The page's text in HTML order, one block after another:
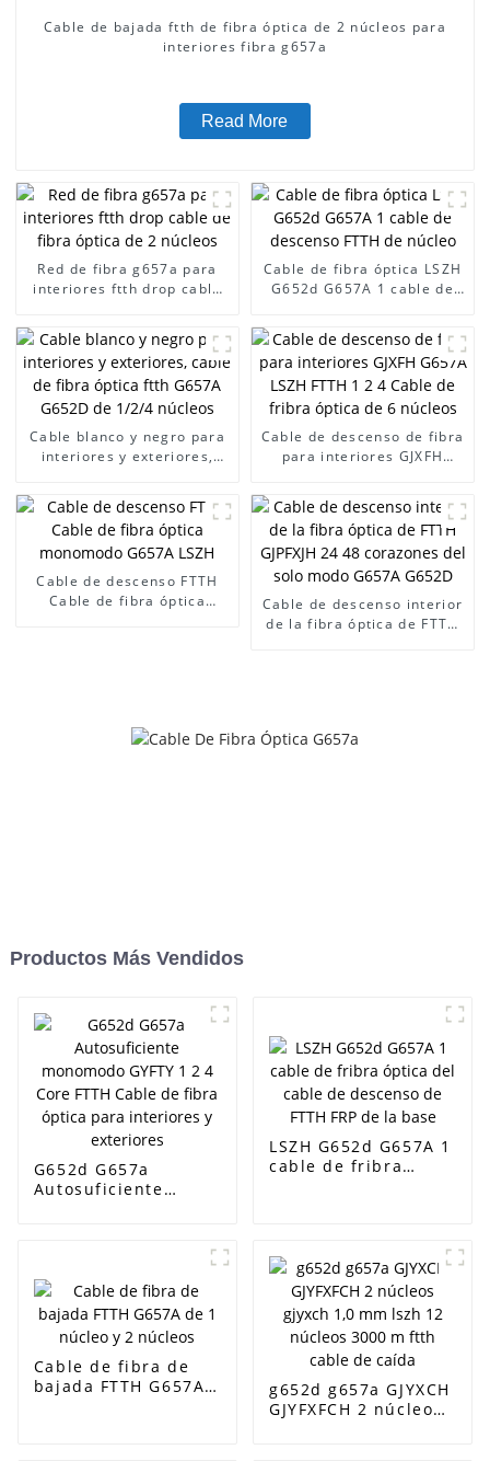
Cable de bajada ftth de fibra óptica de 2 núcleos para
interiores fibra g657a
Read More
Red de fibra g657a para
interiores ftth drop cable
Cable de fibra óptica LSZH
G652d G657A 1 cable de
Cable blanco y negro para
interiores y exteriores,
núcleos
Cable de descenso de fibra
para interiores GJXFH
Cable de fribra óptica de 6
núcleos
Cable de descenso FTTH
Cable de fibra óptica
Cable de descenso interior
de la fibra óptica de FTTH
Productos Más Vendidos
G652d G657a
Autosuficiente
de fibra óptica para
exteriores
LSZH G652d G657A 1
cable de fribra
Cable de fibra de
bajada FTTH G657A
g652d g657a GJYXCH
GJYFXFCH 2 núcleos